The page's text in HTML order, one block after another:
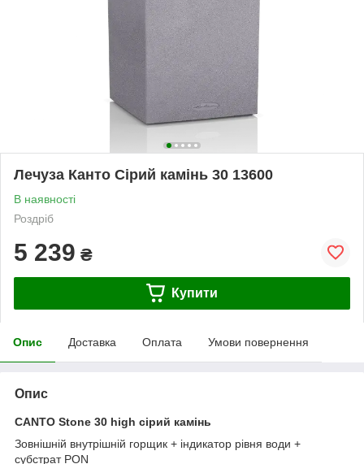
Лечуза Канто Сірий камінь 30 13600
В наявності
Роздріб
5 239 ₴
Купити
Опис Доставка Оплата Умови повернення
Опис
CANTO Stone 30 high сірий камінь
Зовнішній внутрішній горщик + індикатор рівня води +
субстрат PON